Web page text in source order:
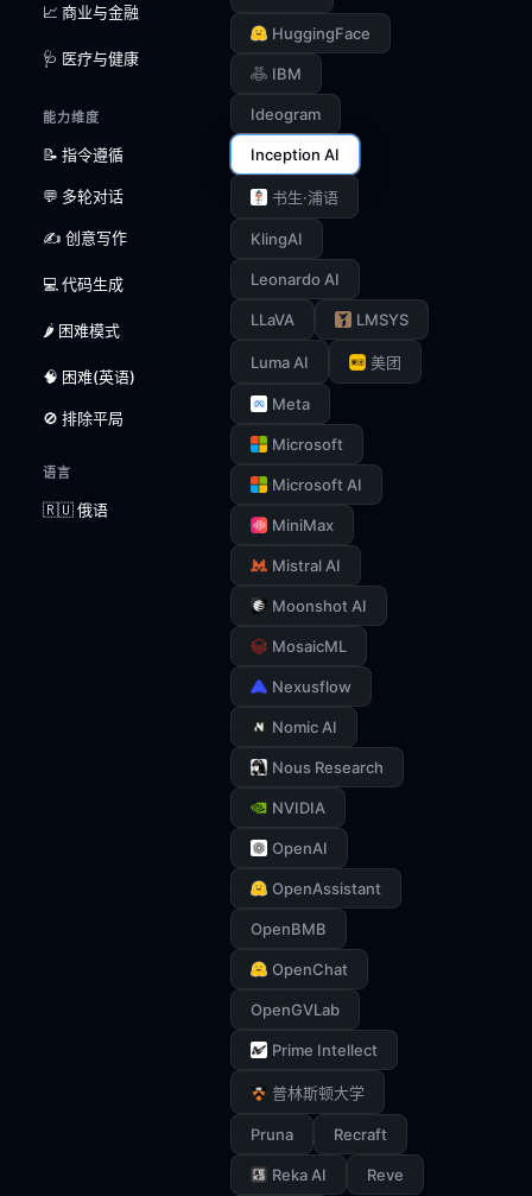
📈 商业与金融
🩺 医疗与健康
能力维度
📝 指令遵循
💬 多轮对话
✍️ 创意写作
💻 代码生成
🌶️ 困难模式
🧠 困难(英语)
🚫 排除平局
语言
🇷🇺 俄语
HuggingFace
IBM
Ideogram
Inception AI
书生·浦语
KlingAI
Leonardo AI
LLaVA LMSYS
Luma AI 美团
Meta
Microsoft
Microsoft AI
MiniMax
Mistral AI
Moonshot AI
MosaicML
Nexusflow
Nomic AI
Nous Research
NVIDIA
OpenAI
OpenAssistant
OpenBMB
OpenChat
OpenGVLab
Prime Intellect
普林斯顿大学
Pruna Recraft
Reka AI Reve